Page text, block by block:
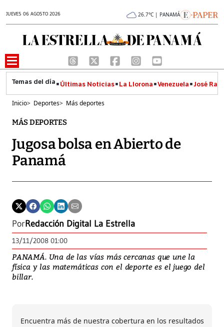
JUEVES 06 AGOSTO 2026 26.7°C | PANAMÁ
Últimas Noticias La Llorona Venezuela José
Inicio> Deportes> Más deportes
MÁS DEPORTES
Jugosa bolsa en Abierto de
Panamá
PorRedacción Digital La Estrella
13/11/2008 01:00
PANAMÁ. Una de las vías más cercanas que une la
física y las matemáticas con el deporte es el juego del
billar.
Encuentra más de nuestra cobertura en los resultados